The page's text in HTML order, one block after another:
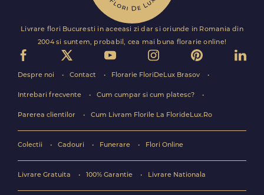
Livrare flori Bucuresti in aceeasi zi dar si oriunde in Romania din
2004 si suntem, probabil, cea mai buna florarie online!
Despre noi Contact Florarie FloriDeLux Brasov
Intrebari frecvente Cum cumpar si cum platesc?
Parerea clientilor Cum Livram Florile La FlorideLux.Ro
Colectii Cadouri Funerare Flori Online
Livrare Gratuita 100% Garantie Livrare Nationala